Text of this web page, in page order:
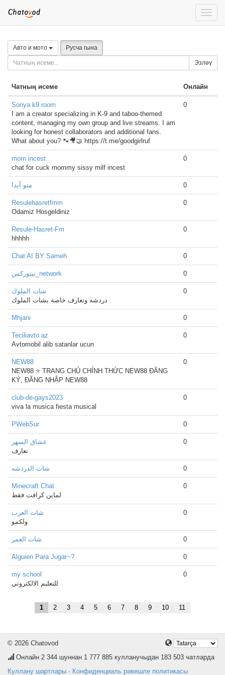
Toggle
Авто и мото Русча гына
Эзләү
Чатның исеме Онлайн
Sonya k9 room
I am a creator specializing in K-9 and taboo-themed
content, managing my own group and live streams. I am
looking for honest collaborators and additional fans.
What about you? 🐾🎥🤝 https://t.me/goodgirlruf
0
mom incest
chat for cuck mommy sissy milf incest
0
منو آیدا 0
Resulehasretfmm
Odamiz Hosgeldiniz
0
Resule-Hasret-Fm
hhhhh
0
Chat AI BY Sameh 0
نيتوركس_network 0
شات الملوك
دردشة وتعارف خاصة بشات الملوك
0
Mhjani 0
Teciliavto.az
Avtomobil alib satanlar ucun
0
NEW88
NEW88 ⭐️ TRANG CHỦ CHÍNH THỨC NEW88 ĐĂNG
KÝ, ĐĂNG NHẬP NEW88
0
club-de-gays2023
viva la musica fiesta musical
0
PWebSur 0
عشاق السهر
تعارف
0
شات الدردشه 0
Minecraft Chat
لماين كرافت فقط
0
شات العرب
ولكمو
0
شات العمر 0
Alguien Para Jugar~? 0
my school
للتعليم الالكتروني
0
1 2 3 4 5 6 7 8 9 10 11
© 2026 Chatovod
Онлайн 2 344 шуннан 1 777 885 кулланучыдан 183 503 чатларда
Куллану шартлары · Конфиденциаль рәвешле политикасы